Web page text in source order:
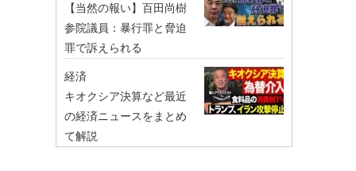
【当然の報い】百田尚樹
参院議員：暴行罪と脅迫
罪で訴えられる
経済
キオクシア決算など最近
の経済ニュースをまとめ
て解説